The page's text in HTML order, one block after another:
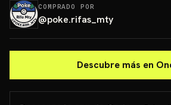
COMPRADO POR
@poke.rifas_mty
Descubre más en